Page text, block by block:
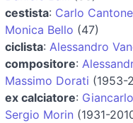
cestista: Carlo Cantone
Monica Bello (47)
ciclista: Alessandro
compositore:
Massimo Dorati (1953-
ex calciatore:
Sergio Morin (1931-